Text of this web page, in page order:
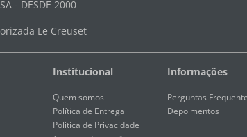
- DESDE 2000
Le Creuset
Institucional
Quem somos
Política de Entrega
Politica de Privacidade
Informações
Perguntas
Depoimentos